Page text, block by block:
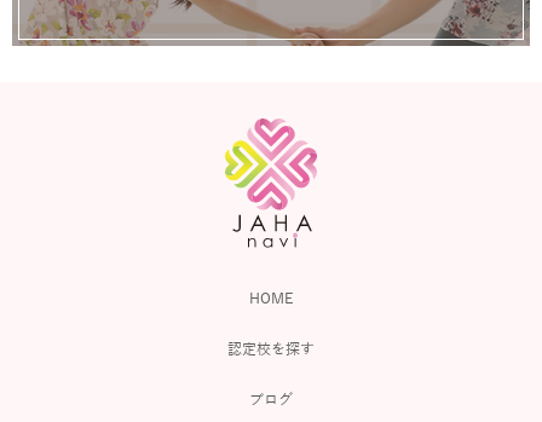
HOME
認定校を探す
ブログ